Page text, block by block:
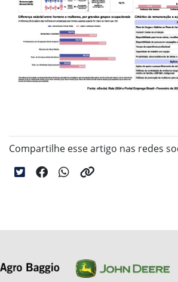
Compartilhe esse artigo nas redes